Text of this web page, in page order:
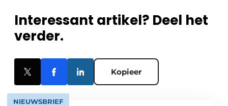
Interessant artikel? Deel het
verder.
Kopieer
NIEUWSBRIEF